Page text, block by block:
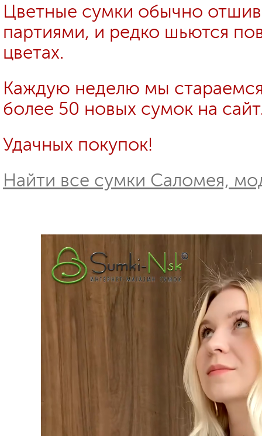
Цветные сумки обычно
партиями, и редко шьются
цветах.
Каждую неделю мы
более 50 новых сумок на
Удачных покупок!
Найти все сумки Саломея,